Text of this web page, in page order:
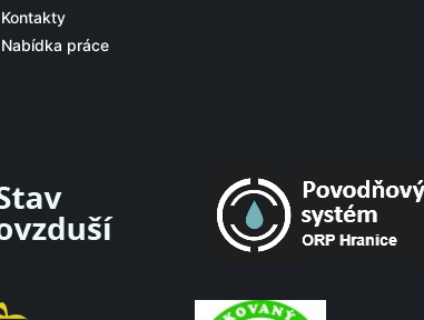
Kontakty
Nabídka práce